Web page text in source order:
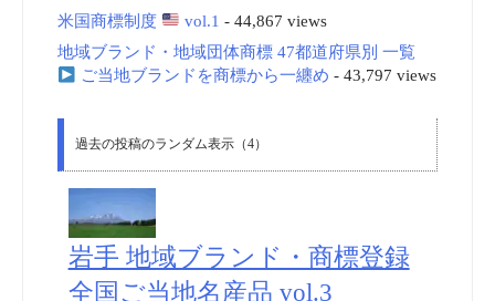
米国商標制度
vol.1 - 44,867 views
地域ブランド・地域団体商標 47都道府県別 一覧
ご当地ブランドを商標から一纏め - 43,797 views
過去の投稿のランダム表示（4）
岩手 地域ブランド・商標登録
全国ご当地名産品 vol.3